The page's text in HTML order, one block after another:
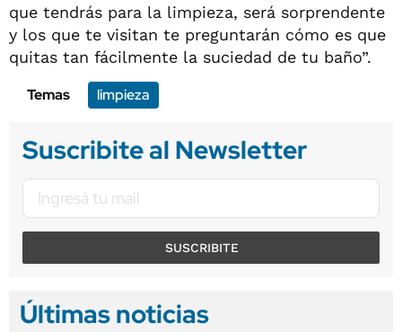
que tendrás para la limpieza, será sorprendente
y los que te visitan te preguntarán cómo es que
quitas tan fácilmente la suciedad de tu baño”.
Temas
limpieza
Suscribite al Newsletter
SUSCRIBITE
Últimas noticias